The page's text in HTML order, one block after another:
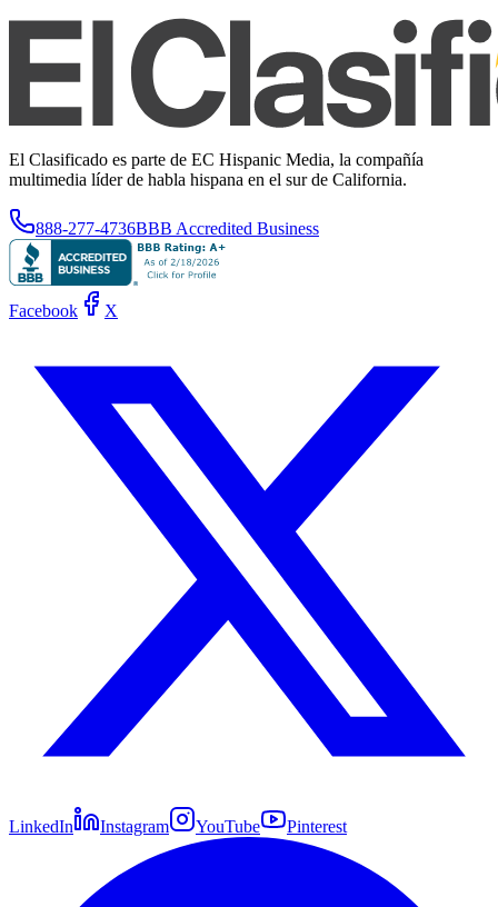
El Clasificado es parte de EC Hispanic Media, la compañía
multimedia líder de habla hispana en el sur de California.
888-277-4736BBB Accredited Business
Facebook X
LinkedIn Instagram YouTube Pinterest